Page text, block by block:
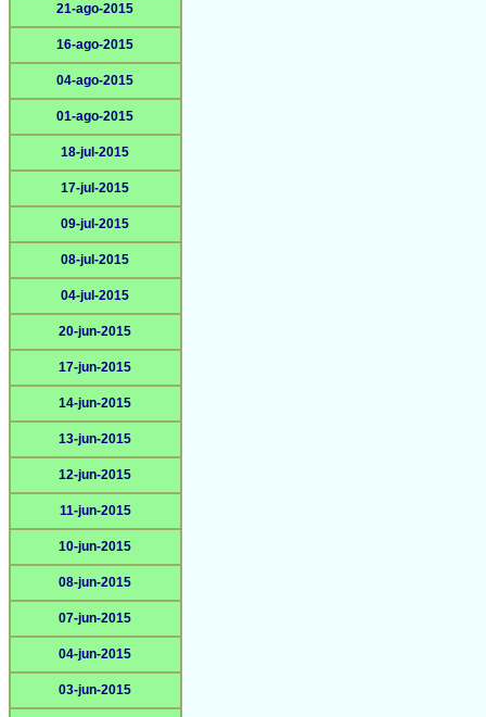
21-ago-2015
16-ago-2015
04-ago-2015
01-ago-2015
18-jul-2015
17-jul-2015
09-jul-2015
08-jul-2015
04-jul-2015
20-jun-2015
17-jun-2015
14-jun-2015
13-jun-2015
12-jun-2015
11-jun-2015
10-jun-2015
08-jun-2015
07-jun-2015
04-jun-2015
03-jun-2015